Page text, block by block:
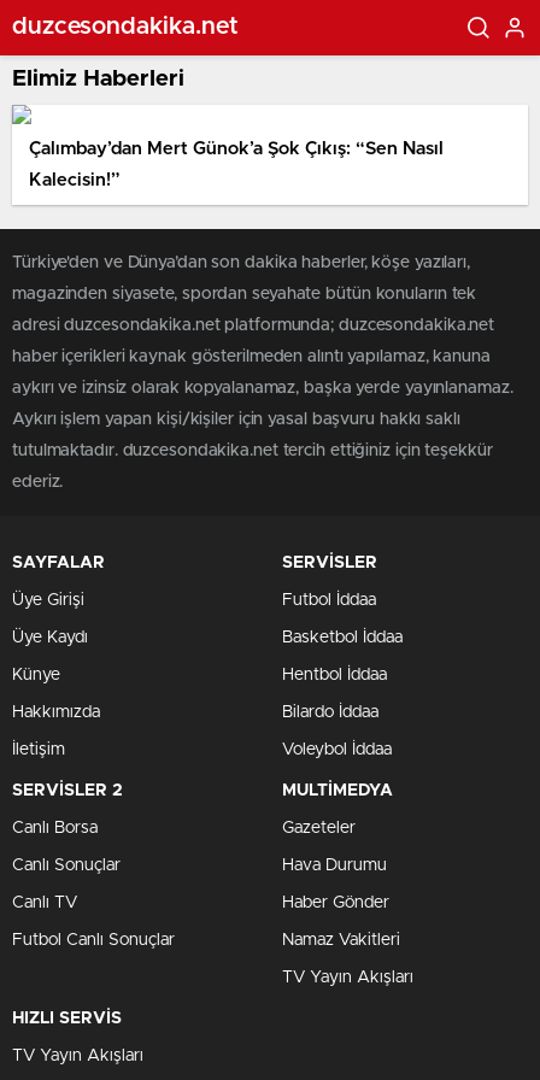
duzcesondakika.net
Elimiz Haberleri
Çalımbay’dan Mert Günok’a Şok Çıkış: “Sen Nasıl
Kalecisin!”
Türkiye'den ve Dünya’dan son dakika haberler, köşe yazıları,
magazinden siyasete, spordan seyahate bütün konuların tek
adresi duzcesondakika.net platformunda; duzcesondakika.net
haber içerikleri kaynak gösterilmeden alıntı yapılamaz, kanuna
aykırı ve izinsiz olarak kopyalanamaz, başka yerde yayınlanamaz.
Aykırı işlem yapan kişi/kişiler için yasal başvuru hakkı saklı
tutulmaktadır. duzcesondakika.net tercih ettiğiniz için teşekkür
ederiz.
SAYFALAR
Üye Girişi
Üye Kaydı
Künye
Hakkımızda
İletişim
SERVİSLER
Futbol İddaa
Basketbol İddaa
Hentbol İddaa
Bilardo İddaa
Voleybol İddaa
SERVİSLER 2
Canlı Borsa
Canlı Sonuçlar
Canlı TV
Futbol Canlı Sonuçlar
MULTİMEDYA
Gazeteler
Hava Durumu
Haber Gönder
Namaz Vakitleri
TV Yayın Akışları
HIZLI SERVİS
TV Yayın Akışları